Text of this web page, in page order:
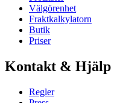
Välgörenhet
Fraktkalkylatorn
Butik
Priser
Kontakt & Hjälp
Regler